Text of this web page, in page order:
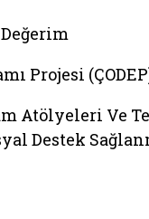
Projesi
Atölyeleri Ve
Destek